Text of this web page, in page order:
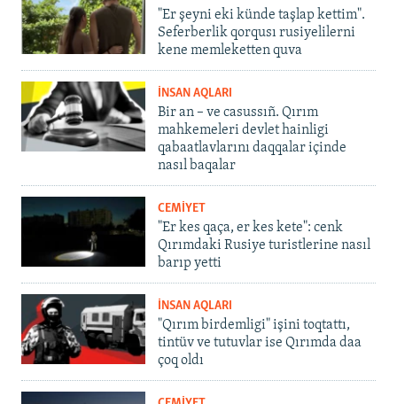
"Er şeyni eki künde taşlap kettim".
Seferberlik qorqusı rusiyelilerni
kene memleketten quva
İNSAN AQLARI
Bir an – ve casussıñ. Qırım
mahkemeleri devlet hainligi
qabaatlavlarını daqqalar içinde
nasıl baqalar
CEMİYET
"Er kes qaça, er kes kete": cenk
Qırımdaki Rusiye turistlerine nasıl
barıp yetti
İNSAN AQLARI
"Qırım birdemligi" işini toqtattı,
tintüv ve tutuvlar ise Qırımda daa
çoq oldı